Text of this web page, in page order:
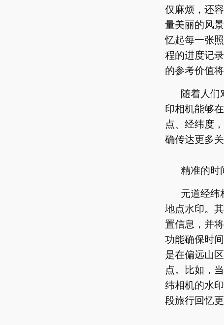
仅麻烦，还
量美丽的风
忆起每一张
程的进度记
的参考价值
随着人们
印相机能够
点、经纬度
确传达更多
精准的时
元道经纬
地点水印。
置信息，并
功能确保时
是在偏远山
点。比如，
纬相机的水
段旅行回忆更